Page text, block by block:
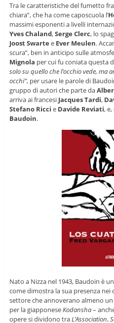
Tra le caratteristiche del fumetto
chiara”, che ha come caposcuola l’
massimi esponenti a livelli
Yves Chaland,Serge Clerc, lo
Joost Swarte e Ever Meulen.
scura”, ben in anticipo sulle
Mignola per cui fu coniata questa
solo su quello che l’occhio vede, ma
occhi”, per usare le parole di
gruppo di autori che parte da
arriva ai francesi Jacques Tardi,
Stefano Ricci e Davide Reviati,
Baudoin.
Nato a Nizza nel 1943, Baudoin è
come dimostra la sua presenza
settore che annoverano almeno
per la giapponeseKodansha–
opere si dividono traL’Association,